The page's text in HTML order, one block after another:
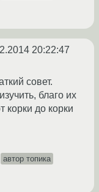
20:22:47
совет.
благо их
корки до корки
автор топика